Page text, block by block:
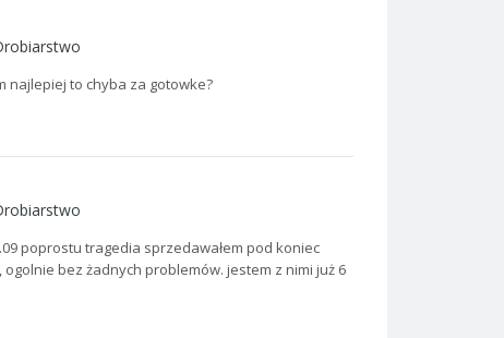
najlepiej to chyba za gotowke?
poprostu tragedia sprzedawałem pod koniec
bez żadnych problemów. jestem z nimi już 6